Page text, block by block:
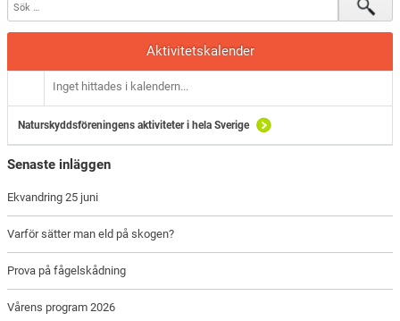
Aktivitetskalender
Inget hittades i kalendern...
Naturskyddsföreningens aktiviteter i hela Sverige
Senaste inläggen
Ekvandring 25 juni
Varför sätter man eld på skogen?
Prova på fågelskådning
Vårens program 2026